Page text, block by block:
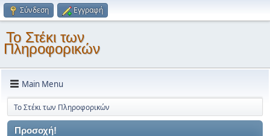
Σύνδεση Εγγραφή
Το Στέκι των
Πληροφορικών
Main Menu
Το Στέκι των Πληροφορικών
Προσοχή!